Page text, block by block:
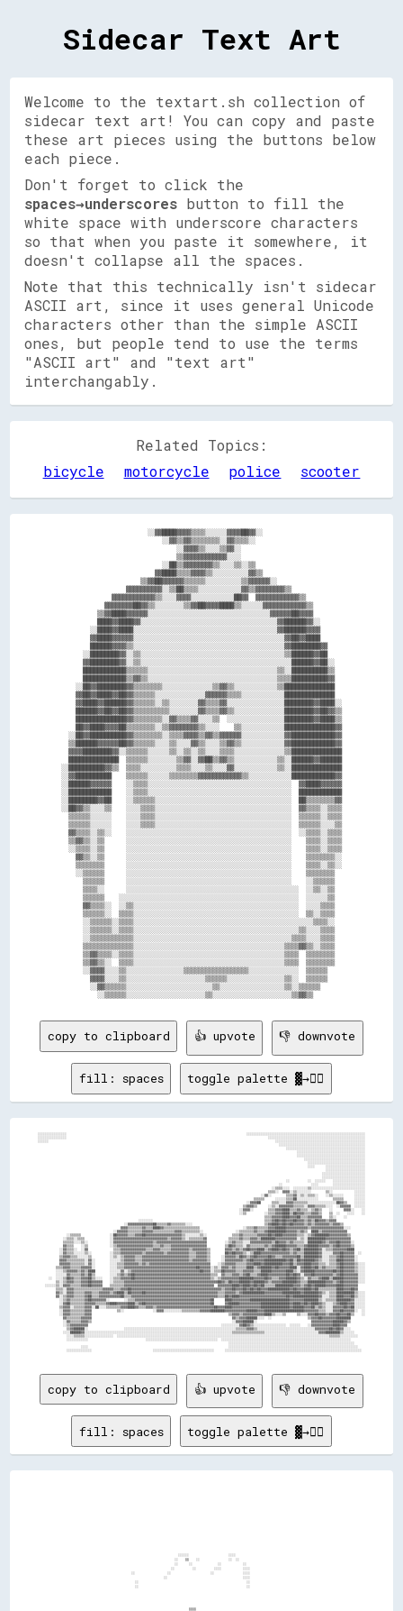
Sidecar Text Art
Welcome to the textart.sh collection of
sidecar text art! You can copy and paste
these art pieces using the buttons below
each piece.
Don't forget to click the
spaces→underscores button to fill the
white space with underscore characters
so that when you paste it somewhere, it
doesn't collapse all the spaces.
Note that this technically isn't sidecar
ASCII art, since it uses general Unicode
characters other than the simple ASCII
ones, but people tend to use the terms
"ASCII art" and "text art"
interchangably.
Related Topics:
bicycle
motorcycle police scooter
                        ░░▓▓████▓▓▓▓▒▒▒▒░░░░░░▓▓▓▓██▓▓░░
                            ░░▓▓▒▒▓▓▒▒▒▒▒▒▒▒░░▓▓▒▒▒▒░░
                                ░░▓▓▓▓▒▒░░░░▒▒▓▓░░
                                ▒▒▓▓▓▓▓▓▓▓▓▓▓▓░░░░
                            ░░██▒▒▓▓▓▓▓▓▓▓▒▒░░░░▒▒░░▒▒
                          ▓▓████▒▒▒▒▓▓▓▓▒▒░░░░░░░░░░▓▓▒▒
                      ▒▒▓▓██▓▓▓▓▓▓▒▒▒▒▒▒░░░░░░░░░░▒▒▓▓▓▓▓▓░░
                  ▓▓▓▓▓▓▓▓▓▓░░▒▒██▒▒▒▒░░░░░░░░░░░░▓▓▒▒▓▓▓▓▓▓▓▓▒▒
              ▓▓▓▓▓▓▓▓▓▓▓▓▒▒░░░░▓▓▓▓░░░░░░░░░░░░██▓▓  ▓▓▓▓▓▓▓▓▓▓▓▓▒▒
            ▓▓▓▓▓▓▓▓██▓▓▒▒░░░░░░░░▒▒▓▓██▓▓▓▓████▒▒░░░░░░▓▓▓▓▓▓▓▓▓▓▓▓▒▒
          ▒▒▓▓████▓▓▓▓▓▓░░░░░░░░░░░░░░░░░░░░░░░░░░░░░░░░░░▓▓▓▓▓▓██▓▓▓▓
          ████▓▓████▓▓░░░░░░░░░░░░░░░░░░░░░░░░░░░░░░░░░░░░░░▓▓██████▓▓░░
        ░░████▓▓████░░░░░░░░░░░░░░░░░░░░░░░░░░░░░░░░░░░░░░░░▓▓██████▓▓▓▓
        ▓▓████▓▓▓▓▓▓░░░░░░░░░░░░░░░░░░░░░░░░░░░░░░░░░░░░░░░░░░▓▓██▓▓████
        ██████▓▓▓▓▒▒░░░░░░░░░░░░░░░░░░░░░░░░░░░░░░░░░░░░░░░░░░▓▓████████▓▓
      ░░████████▓▓░░▒▒░░░░░░░░░░░░░░░░░░░░░░░░░░░░░░░░░░░░░░░░▒▒██████▓▓██
      ▓▓████████▓▓░░▒▒░░░░░░░░░░░░░░░░░░░░░░░░░░░░░░░░░░░░░░░░░░██████▓▓██░░
      ████████████▒▒▒▒▒▒░░░░░░░░░░░░░░░░░░░░░░░░░░░░░░░░░░░░▒▒░░██████████▒▒
      ████████████▒▒▓▓▒▒░░░░░░░░░░░░░░░░░░░░░░░░░░░░░░░░░░░░▒▒▒▒██████████▓▓
    ░░██▓▓████████▓▓▒▒▒▒▒▒▒▒░░░░░░░░░░░░░░▒▒▓▓▒▒░░░░░░░░░░░░▒▒██████████████
    ▓▓██▓▓████▓▓██▓▓▒▒▒▒▒▒░░░░░░░░░░░░░░▓▓▓▓▓▓▒▒▒▒░░░░░░░░░░░░██████████████
    ▓▓████▓▓██████▓▓▒▒▒▒▒▒░░▒▒░░░░░░░░▓▓▒▒▒▒▓▓░░░░░░░░░░░░░░░░████████▓▓████░░
    ██████▓▓██▓▓██▓▓▒▒▒▒▒▒▒▒▒▒░░░░░░░░▓▓▒▒▒▒▓▓▒▒░░░░░░░░░░░░░░████████▓▓██▓▓▒▒
    ██████████████▓▓▒▒▒▒▒▒▒▒░░▓▓▒▒▒▒▓▓░░░░▒▒  ░░░░░░░░░░░░░░░░████████▓▓████▒▒
    ██▓▓████▓▓▓▓██▒▒▒▒▒▒▒▒░░▒▒▓▓▓▓▓▓▓▓▒▒░░░░    ▒▒░░░░░░░░░░░░██████████████▓▓
  ░░██▓▓██████████▓▓▒▒▒▒▒▒▒▒░░▒▒▒▒▓▓▓▓▒▒▓▓▒▒▓▓▓▓▓▓░░░░░░░░░░░░▓▓████████████▓▓
  ▒▒██████▓▓▓▓▓▓██▓▓▒▒▒▒▒▒░░░░▒▒░░░░▓▓▒▒░░░░▒▒▓▓▒▒░░░░░░░░░░░░▓▓████████████▓▓
  ▓▓▓▓████████▓▓░░▒▒▒▒▒▒░░░░░░▒▒░░▒▒░░▒▒░░░░▒▒▒▒░░░░░░░░░░░░░░▒▒██████████████
  ██████████████  ▒▒▒▒▒▒░░░░░░░░▒▒▓▓░░▓▓██▒▒▓▓▒▒░░░░░░░░░░░░▒▒░░██████▓▓██████
░░██████████▓▓▒▒  ▒▒▒▒░░░░░░░░░░▒▒▒▒░░░░▒▒░░░░▓▓░░░░░░░░░░░░▒▒░░██████████████
░░▓▓██████████    ▒▒▒▒▒▒░░░░░░▒▒▒▒▒▒▒▒▓▓▓▓▓▓▓▓▓▓▓▓▒▒░░░░░░░░░░░░████████████▓▓
░░██████▓▓▓▓▓▓    ░░▒▒▒▒░░░░░░░░░░░░░░░░░░░░░░░░░░░░░░░░░░░░░░░░  ▓▓████▓▓▓▓▓▓
░░████████████    ░░▒▒▒▒░░░░░░░░░░░░░░░░░░░░░░░░░░░░░░░░░░░░░░░░  ████████████
░░████████▓▓██    ░░▒▒▒▒▒▒░░░░░░░░░░░░░░░░░░░░░░░░░░░░░░░░░░░░░░  ██▒▒▒▒▒▒▒▒▓▓
░░██▓▓▒▒░░░░▒▒    ░░░░▒▒▒▒░░░░░░░░░░░░░░░░░░░░░░░░░░░░░░░░░░░░░░  ▓▓▒▒▒▒░░▒▒▒▒
  ▒▒▒▒▒▒░░░░░░    ░░░░▒▒▒▒░░░░░░░░░░░░░░░░░░░░░░░░░░░░░░░░░░░░░░  ▒▒▒▒▒▒░░▒▒▒▒
  ▒▒▒▒▒▒░░░░░░    ░░░░▒▒▒▒░░░░░░░░░░░░░░░░░░░░░░░░░░░░░░░░░░░░░░  ▒▒▒▒▒▒░░░░▒▒
  ▓▓▒▒▒▒░░▒▒░░    ░░░░░░░░░░░░░░░░░░░░░░░░░░░░░░░░░░░░░░░░░░░░░░  ░░▒▒▒▒░░▒▒▒▒
  ▒▒▓▓▒▒░░▒▒      ░░░░░░░░░░░░░░░░░░░░░░░░░░░░░░░░░░░░░░░░░░░░░░    ▒▒▒▒░░▒▒▒▒
  ░░▒▒▒▒░░▒▒      ░░░░░░░░░░░░░░░░░░░░░░░░░░░░░░░░░░░░░░░░░░░░░░    ▒▒▒▒░░▒▒▒▒
    ▓▓▒▒░░▒▒      ░░░░░░░░░░░░░░░░░░░░░░░░░░░░░░░░░░░░░░░░░░░░░░    ▒▒▒▒▒▒▒▒░░
    ▒▒▒▒▒▒▒▒      ░░░░░░░░░░░░░░░░░░░░░░░░░░░░░░░░░░░░░░░░░░░░░░    ▒▒▒▒░░▒▒░░
    ░░▒▒▒▒▒▒      ░░░░░░░░░░░░░░░░░░░░░░░░░░░░░░░░░░░░░░░░░░░░░░    ▒▒▒▒▒▒▒▒
      ▒▒▒▒▒▒      ░░░░░░░░░░░░░░░░░░░░░░░░░░░░░░░░░░░░░░░░░░░░░░    ░░▒▒▒▒▒▒
      ▒▒▒▒░░      ░░░░░░░░░░░░░░░░░░░░░░░░░░░░░░░░░░░░░░░░░░░░░░░░  ░░▒▒░░▒▒
      ▒▒▒▒▒▒    ░░░░░░░░░░░░░░░░░░░░░░░░░░░░░░░░░░░░░░░░░░░░░░░░░░  ░░░░░░▒▒
      ▓▓▒▒▒▒░░  ░░▒▒░░░░░░░░░░░░░░░░░░░░░░░░░░░░░░░░░░░░░░░░░░░░░░  ░░░░▒▒▒▒
      ▒▒▒▒▒▒░░  ▒▒▒▒░░░░░░░░░░░░░░░░░░░░░░░░░░░░░░░░░░░░░░░░░░░░░░  ▒▒░░▒▒▒▒
      ░░▒▒▒▒▒▒░░▒▒▒▒░░░░░░░░░░░░░░░░░░░░░░░░░░░░░░░░░░░░░░░░░░░░░░░░░░▒▒▒▒░░
      ░░▒▒▒▒▒▒░░▒▒▒▒░░░░░░░░░░░░░░░░░░░░░░░░░░░░░░░░░░░░░░░░░░░░░░▒▒░░░░▒▒▒▒
      ░░▒▒▒▒▒▒▒▒▒▒▒▒░░░░░░░░░░░░░░░░░░░░░░░░░░░░░░░░░░░░░░░░░░░░▒▒▒▒░░░░▒▒▒▒
      ▒▒▒▒▒▒▒▒▒▒▒▒▒▒░░░░░░░░░░░░░░░░░░░░░░░░░░░░░░░░░░░░░░░░░░▒▒▒▒▓▓▒▒░░▒▒▒▒
      ▒▒▓▓▒▒▒▒░░▒▒▒▒░░░░░░░░░░░░░░░░░░░░░░░░░░░░░░░░░░░░░░░░░░▒▒▒▒  ▒▒▒▒▒▒▒▒
      ▒▒▓▓▒▒░░  ▒▒▒▒░░░░░░░░░░░░░░░░░░░░░░░░░░░░░░░░░░░░░░░░░░▒▒▒▒  ▒▒▒▒▒▒▒▒
      ░░▓▓▓▓░░░░▒▒░░░░░░░░░░░░░░░░▒▒▒▒▒▒▒▒▒▒▒▒▒▒▒▒▒▒░░░░░░░░░░░░░░  ▒▒▒▒▒▒
        ▓▓▓▓░░░░▒▒░░░░░░░░░░░░░░░░░░░░░░▒▒▒▒▒▒░░░░░░░░░░░░░░░░▒▒░░  ▒▒▒▒▒▒
        ░░▓▓▒▒▒▒▒▒░░░░░░░░░░░░░░░░░░░░░░░░▒▒░░░░░░░░░░░░░░░░░░▒▒░░▒▒▒▒▒▒
copy to clipboard 👍 upvote 👎 downvote
fill: spaces toggle palette ▓→✊🏽
copy to clipboard 👍 upvote 👎 downvote
fill: spaces toggle palette ▓→✊🏽